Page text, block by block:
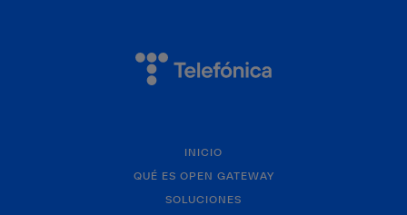
INICIO
QUÉ ES OPEN GATEWAY
SOLUCIONES